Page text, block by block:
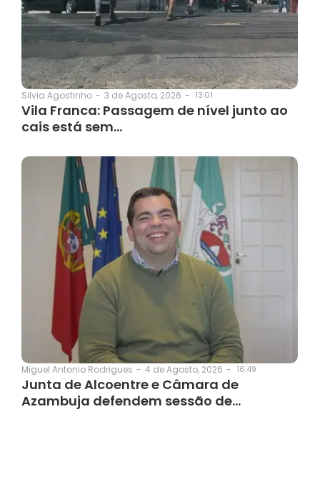
Silvia Agostinho - 3 de Agosto, 2026 - 13:01
Vila Franca: Passagem de nível junto ao
cais está sem…
Miguel Antonio Rodrigues - 4 de Agosto, 2026 - 16:49
Junta de Alcoentre e Câmara de
Azambuja defendem sessão de…